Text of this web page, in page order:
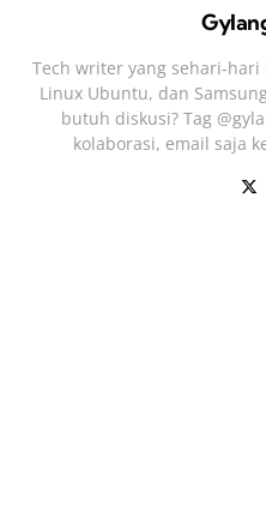
Tech writer yang
Linux Ubuntu, dan
butuh diskusi? Tag
kolaborasi, email saja